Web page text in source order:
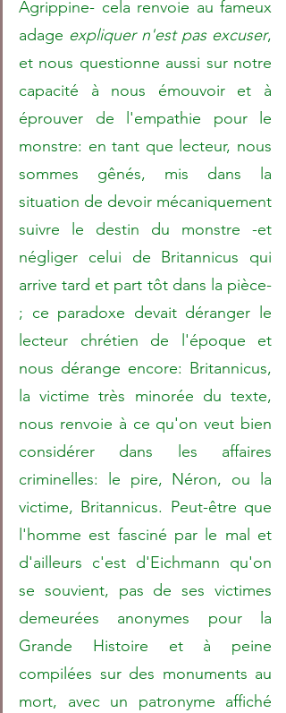
Agrippine- cela renvoie au fameux
adage expliquer n'est pas excuser,
et nous questionne aussi sur notre
capacité à nous émouvoir et à
éprouver de l'empathie pour le
monstre: en tant que lecteur, nous
sommes gênés, mis dans la
situation de devoir mécaniquement
suivre le destin du monstre -et
négliger celui de Britannicus qui
arrive tard et part tôt dans la pièce-
; ce paradoxe devait déranger le
lecteur chrétien de l'époque et
nous dérange encore: Britannicus,
la victime très minorée du texte,
nous renvoie à ce qu'on veut bien
considérer dans les affaires
criminelles: le pire, Néron, ou la
victime, Britannicus. Peut-être que
l'homme est fasciné par le mal et
d'ailleurs c'est d'Eichmann qu'on
se souvient, pas de ses victimes
demeurées anonymes pour la
Grande Histoire et à peine
compilées sur des monuments au
mort, avec un patronyme affiché